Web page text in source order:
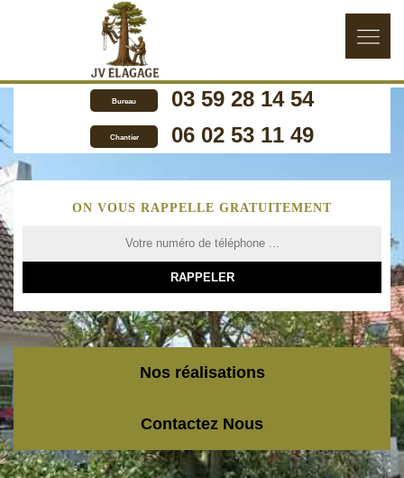
Bureau 03 59 28 14 54
Chantier 06 02 53 11 49
ON VOUS RAPPELLE GRATUITEMENT
Nos réalisations
Contactez Nous